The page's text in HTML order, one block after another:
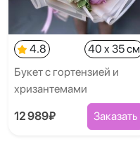
4.8
40 x 35 см
Букет с гортензией и
хризантемами
12 989₽ Заказать